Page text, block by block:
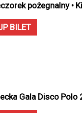
pożegnalny •
BILET
Gala Disco Polo